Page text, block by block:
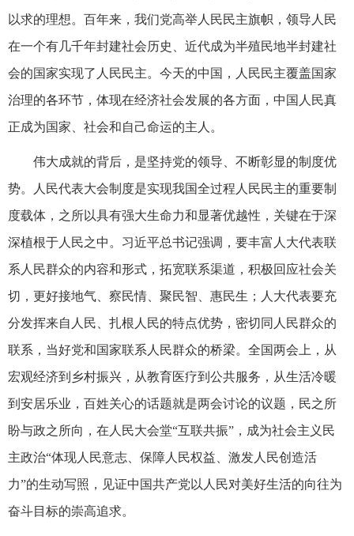
以求的理想。百年来，我们党高举人民民主旗帜，领导人民
在一个有几千年封建社会历史、近代成为半殖民地半封建社
会的国家实现了人民民主。今天的中国，人民民主覆盖国家
治理的各环节，体现在经济社会发展的各方面，中国人民真
正成为国家、社会和自己命运的主人。
伟大成就的背后，是坚持党的领导、不断彰显的制度优
势。人民代表大会制度是实现我国全过程人民民主的重要制
度载体，之所以具有强大生命力和显著优越性，关键在于深
深植根于人民之中。习近平总书记强调，要丰富人大代表联
系人民群众的内容和形式，拓宽联系渠道，积极回应社会关
切，更好接地气、察民情、聚民智、惠民生；人大代表要充
分发挥来自人民、扎根人民的特点优势，密切同人民群众的
联系，当好党和国家联系人民群众的桥梁。全国两会上，从
宏观经济到乡村振兴，从教育医疗到公共服务，从生活冷暖
到安居乐业，百姓关心的话题就是两会讨论的议题，民之所
盼与政之所向，在人民大会堂“互联共振”，成为社会主义民
主政治“体现人民意志、保障人民权益、激发人民创造活
力”的生动写照，见证中国共产党以人民对美好生活的向往为
奋斗目标的崇高追求。